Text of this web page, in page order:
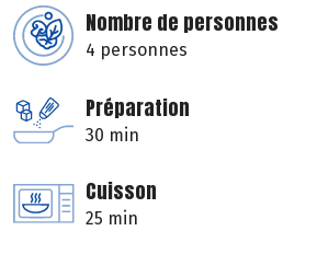
Nombre de personnes
4 personnes
Préparation
30 min
Cuisson
25 min